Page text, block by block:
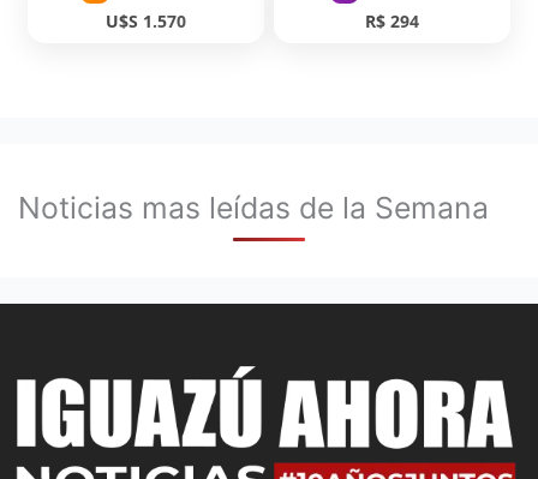
U$S 1.570 R$ 294
Noticias mas leídas de la Semana